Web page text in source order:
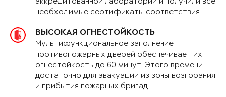
необходимые сертификаты соответствия.
ВЫСОКАЯ ОГНЕСТОЙКОСТЬ
Мультифункциональное заполнение
противопожарных дверей обеспечивает их
огнестойкость до 60 минут. Этого времени
достаточно для эвакуации из зоны возгорания
и прибытия пожарных бригад.